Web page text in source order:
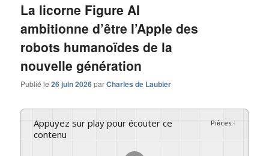
La licorne Figure AI
ambitionne d’être l’Apple des
robots humanoïdes de la
nouvelle génération
Publié le26 juin 2026parCharles de Laubier
Appuyez sur play pour écouter ce
contenu
Pièces:-